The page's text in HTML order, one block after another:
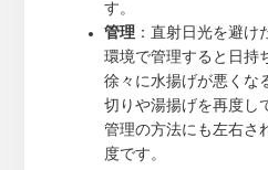
す。
管理：直射日光を避け
環境で管理すると日持
徐々に水揚げが悪くな
切りや湯揚げを再度し
管理の方法にも左右さ
度です。